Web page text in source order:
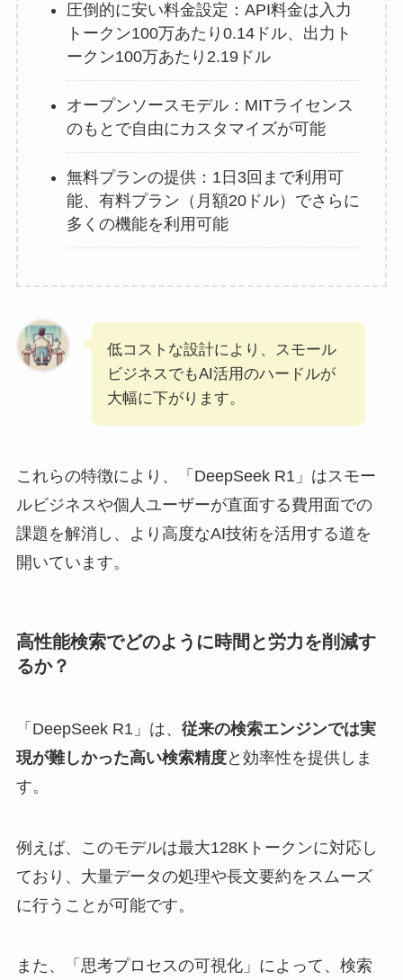
圧倒的に安い料金設定：API料金は入力
トークン100万あたり0.14ドル、出力ト
ークン100万あたり2.19ドル
オープンソースモデル：MITライセンス
のもとで自由にカスタマイズが可能
無料プランの提供：1日3回まで利用可
能、有料プラン（月額20ドル）でさらに
多くの機能を利用可能
低コストな設計により、スモール
ビジネスでもAI活用のハードルが
大幅に下がります。
これらの特徴により、「DeepSeek R1」はスモー
ルビジネスや個人ユーザーが直面する費用面での
課題を解消し、より高度なAI技術を活用する道を
開いています。
高性能検索でどのように時間と労力を削減す
るか？
「DeepSeek R1」は、 従来の検索エンジンでは実
現が難しかった高い検索精度と効率性を提供しま
す。
例えば、このモデルは最大128Kトークンに対応し
ており、大量データの処理や長文要約をスムーズ
に行うことが可能です。
また、「思考プロセスの可視化」によって、検索